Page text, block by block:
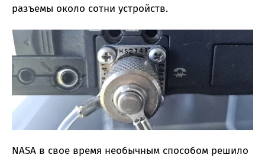
разъемы около сотни устройств.
NASA в свое время необычным способом решило